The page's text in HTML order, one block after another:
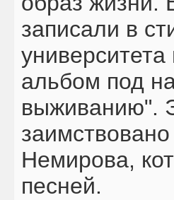
записали в
альбом под
выживанию".
Немирова,
песней.